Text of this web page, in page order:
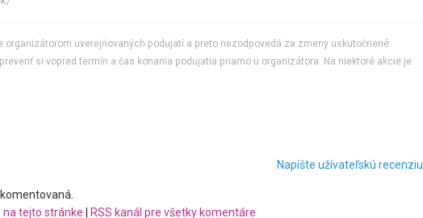
organizátorom uverejňovaných podujatí a preto nezodpovedá za zmeny uskutočnené
si vopred termín a čas konania podujatia priamo u organizátora. Na niektoré akcie je
Napíšte užívateľskú recenziu
na tejto stránke
RSS kanál pre všetky komentáre